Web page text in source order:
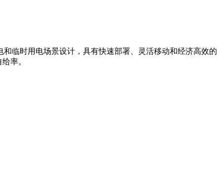
临时用电场景设计，具有快速部署、灵活移动和经济高效的
率。